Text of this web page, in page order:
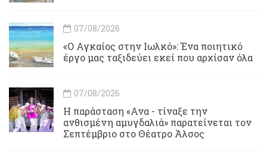
07/08/2026
«Ο Αγκαίος στην Ιωλκό»: Ένα ποιητικό
έργο μας ταξιδεύει εκεί που αρχίσαν όλα
07/08/2026
Η παράσταση «Ανα - τίναξε την
ανθισμένη αμυγδαλιά» παρατείνεται τον
Σεπτέμβριο στο Θέατρο Άλσος